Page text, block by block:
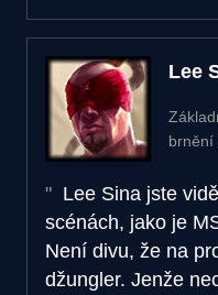
Lee
brnění
Lee Sina jste
scénách, jako je
Není divu, že na
džungler. Jenže